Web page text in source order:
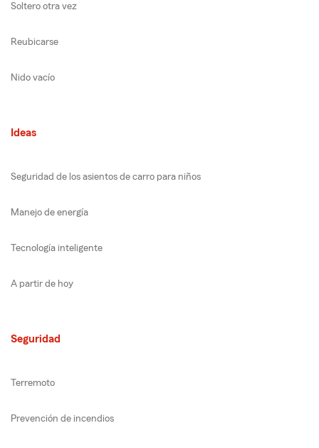
Soltero otra vez
Reubicarse
Nido vacío
Ideas
Seguridad de los asientos de carro para niños
Manejo de energía
Tecnología inteligente
A partir de hoy
Seguridad
Terremoto
Prevención de incendios